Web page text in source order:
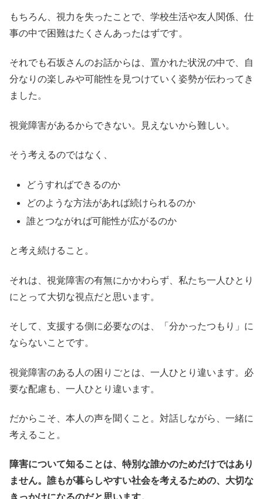
もちろん、視力を失ったことで、学校生活や友人関係、仕
事の中で困難はたくさんあったはずです。
それでも石坂さんのお話からは、置かれた状況の中で、自
分なりの楽しみや可能性を見つけていく姿勢が伝わってき
ました。
視覚障害があるからできない。見えないから難しい。
そう考えるのではなく、
どうすればできるのか
どのような方法があれば続けられるのか
誰とつながれば可能性が広がるのか
と考え続けること。
それは、視覚障害の有無にかかわらず、私たち一人ひとり
にとって大切な視点だと思います。
そして、支援する側に必要なのは、「分かったつもり」に
ならないことです。
視覚障害のある人の困りごとは、一人ひとり違います。必
要な配慮も、一人ひとり違います。
だからこそ、本人の声を聞くこと。対話しながら、一緒に
考えること。
障害について知ることは、特別な誰かのためだけではあり
ません。誰もが暮らしやすい社会を考えるための、大切な